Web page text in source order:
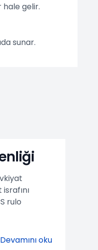
gelir.
sunar.
rulo
Devamını oku